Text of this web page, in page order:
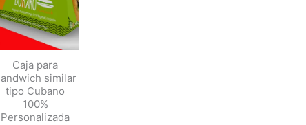
Caja para
similar
tipo Cubano
100%
Personalizada